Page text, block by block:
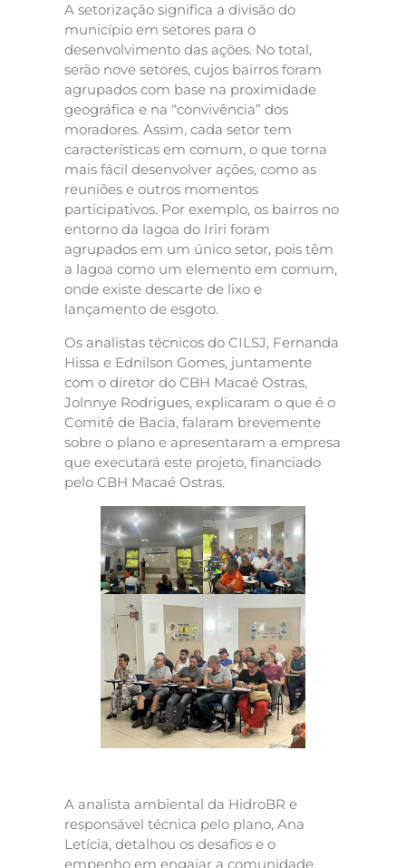
A setorização significa a divisão do
município em setores para o
desenvolvimento das ações. No total,
serão nove setores, cujos bairros foram
agrupados com base na proximidade
geográfica e na “convivência” dos
moradores. Assim, cada setor tem
características em comum, o que torna
mais fácil desenvolver ações, como as
reuniões e outros momentos
participativos. Por exemplo, os bairros no
entorno da lagoa do Iriri foram
agrupados em um único setor, pois têm
a lagoa como um elemento em comum,
onde existe descarte de lixo e
lançamento de esgoto.
Os analistas técnicos do CILSJ, Fernanda
Hissa e Ednilson Gomes, juntamente
com o diretor do CBH Macaé Ostras,
Jolnnye Rodrigues, explicaram o que é o
Comitê de Bacia, falaram brevemente
sobre o plano e apresentaram a empresa
que executará este projeto, financiado
pelo CBH Macaé Ostras.
A analista ambiental da HidroBR e
responsável técnica pelo plano, Ana
Letícia, detalhou os desafios e o
empenho em engajar a comunidade,